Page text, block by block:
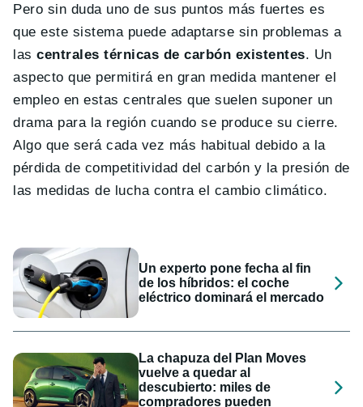
Pero sin duda uno de sus puntos más fuertes es
que este sistema puede adaptarse sin problemas a
lascentrales térnicas de carbón existentes. Un
aspecto que permitirá en gran medida mantener el
empleo en estas centrales que suelen suponer un
drama para la región cuando se produce su cierre.
Algo que será cada vez más habitual debido a la
pérdida de competitividad del carbón y la presión de
las medidas de lucha contra el cambio climático.
Un experto pone fecha al fin
de los híbridos: el coche
eléctrico dominará el mercado
La chapuza del Plan Moves
vuelve a quedar al
descubierto: miles de
compradores pueden